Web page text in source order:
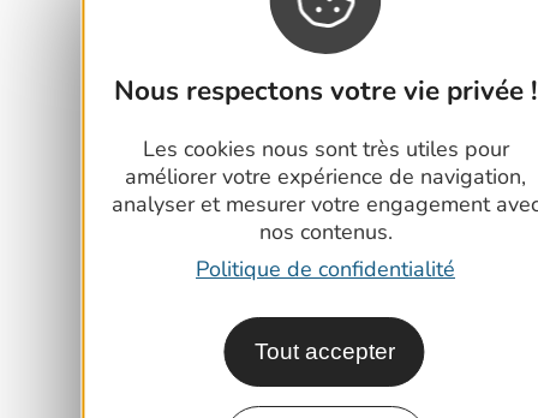
Nous respectons votre vie privée !
Les cookies nous sont très utiles pour
améliorer votre expérience de navigation,
analyser et mesurer votre engagement
nos contenus.
Politique de confidentialité
Tout accepter